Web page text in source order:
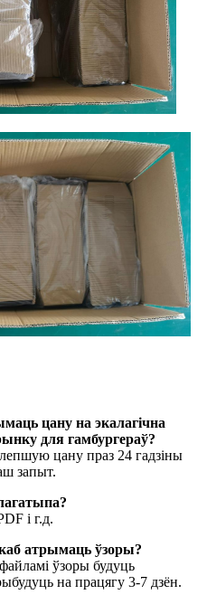
цану на экалагічна
для гамбургераў?
цану праз 24 гадзіны
запыт.
і г.д.
атрымаць ўзоры?
ўзоры будуць
на працягу 3-7 дзён.